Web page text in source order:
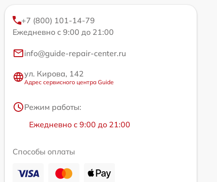
+7 (800) 101-14-79
Ежедневно с 9:00 до 21:00
info@guide-repair-center.ru
ул. Кирова, 142
Адрес сервисного центра Guide
Режим работы:
Ежедневно с 9:00 до 21:00
Способы оплаты